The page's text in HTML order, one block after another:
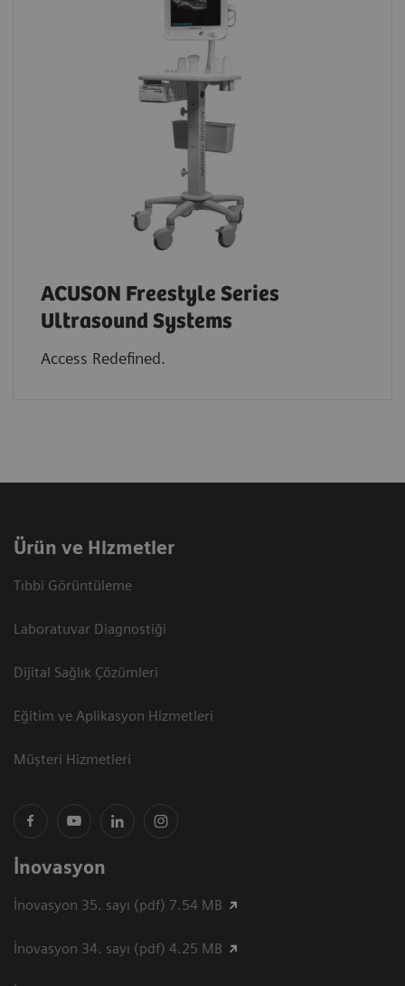
ACUSON Freestyle Series
Ultrasound Systems
Access Redefined.
Ürün ve Hizmetler
Tıbbi Görüntüleme
Laboratuvar Diagnostiği
Dijital Sağlık Çözümleri
Eğitim ve Aplikasyon Hizmetleri
Müşteri Hizmetleri
İnovasyon
İnovasyon 35. sayı (pdf) 7.54 MB
İnovasyon 34. sayı (pdf) 4.25 MB